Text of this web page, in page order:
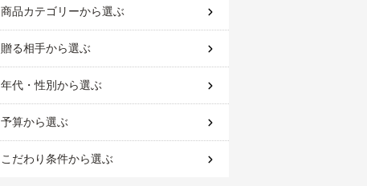
商品カテゴリーから選ぶ
贈る相手から選ぶ
年代・性別から選ぶ
予算から選ぶ
こだわり条件から選ぶ